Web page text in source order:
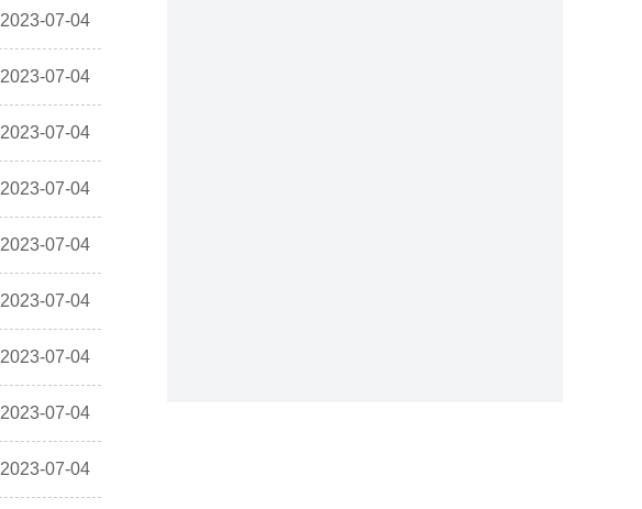
2023-07-04
2023-07-04
2023-07-04
2023-07-04
2023-07-04
2023-07-04
2023-07-04
2023-07-04
2023-07-04